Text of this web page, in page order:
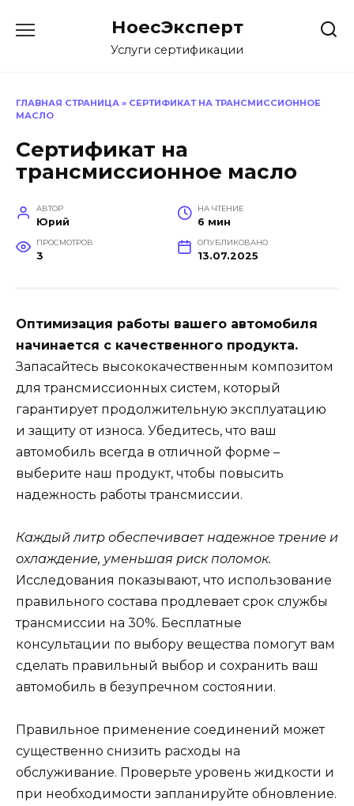
НоесЭксперт
Услуги сертификации
ГЛАВНАЯ СТРАНИЦА » СЕРТИФИКАТ НА ТРАНСМИССИОННОЕ
МАСЛО
Сертификат на
трансмиссионное масло
АВТОР
Юрий
НА ЧТЕНИЕ
6 мин
ПРОСМОТРОВ
3
ОПУБЛИКОВАНО
13.07.2025
Оптимизация работы вашего автомобиля
начинается с качественного продукта.
Запасайтесь высококачественным композитом
для трансмиссионных систем, который
гарантирует продолжительную эксплуатацию
и защиту от износа. Убедитесь, что ваш
автомобиль всегда в отличной форме –
выберите наш продукт, чтобы повысить
надежность работы трансмиссии.
Каждый литр обеспечивает надежное трение и
охлаждение, уменьшая риск поломок.
Исследования показывают, что использование
правильного состава продлевает срок службы
трансмиссии на 30%. Бесплатные
консультации по выбору вещества помогут вам
сделать правильный выбор и сохранить ваш
автомобиль в безупречном состоянии.
Правильное применение соединений может
существенно снизить расходы на
обслуживание. Проверьте уровень жидкости и
при необходимости запланируйте обновление.